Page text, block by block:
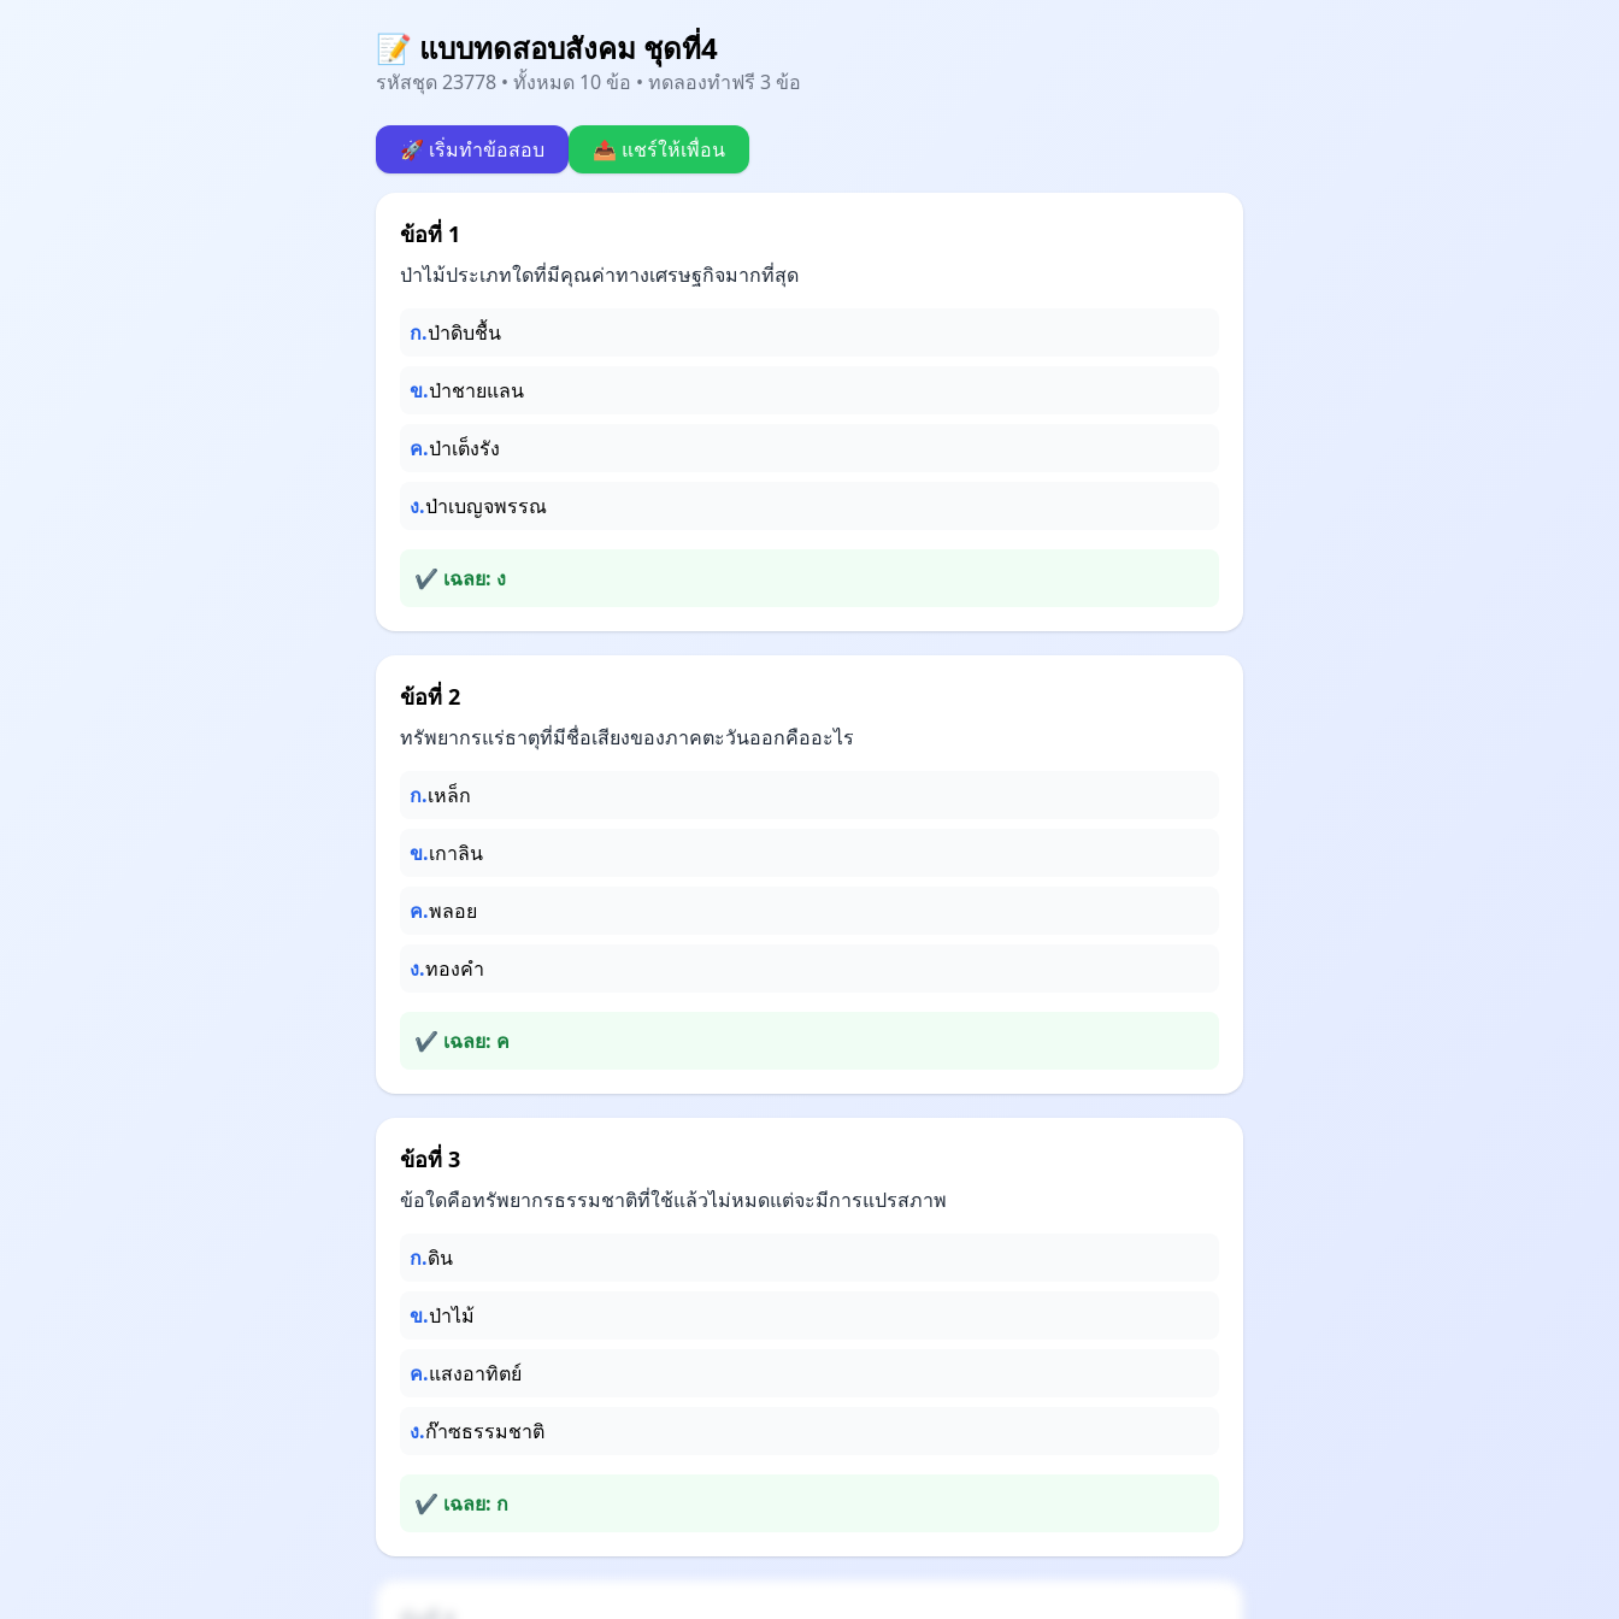
📝 แบบทดสอบสังคม ชุดที่4
รหัสชุด 23778 • ทั้งหมด 10 ข้อ • ทดลองทำฟรี 3 ข้อ
🚀 เริ่มทำข้อสอบ 📤 แชร์ให้เพื่อน
ข้อที่ 1
ป่าไม้ประเภทใดที่มีคุณค่าทางเศรษฐกิจมากที่สุด
ก.ป่าดิบชื้น
ข.ป่าชายแลน
ค.ป่าเต็งรัง
ง.ป่าเบญจพรรณ
✔ เฉลย: ง
ข้อที่ 2
ทรัพยากรแร่ธาตุที่มีชื่อเสียงของภาคตะวันออกคืออะไร
ก.เหล็ก
ข.เกาลิน
ค.พลอย
ง.ทองคำ
✔ เฉลย: ค
ข้อที่ 3
ข้อใดคือทรัพยากรธรรมชาติที่ใช้แล้วไม่หมดแต่จะมีการแปรสภาพ
ก.ดิน
ข.ป่าไม้
ค.แสงอาทิตย์
ง.ก๊าซธรรมชาติ
✔ เฉลย: ก